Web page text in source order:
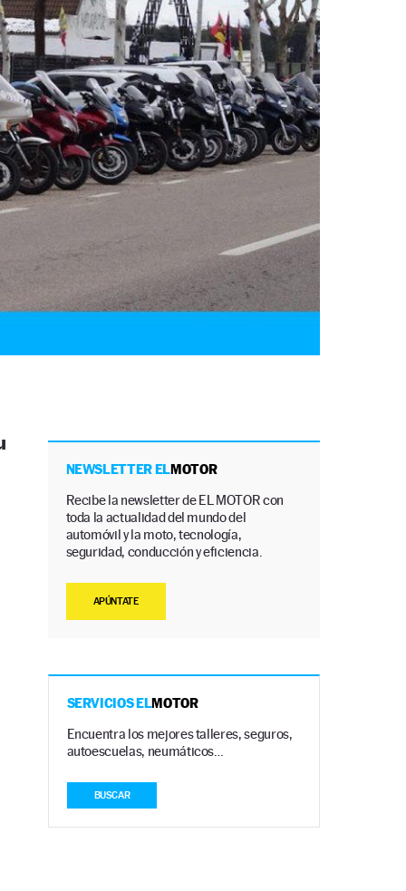
NEWSLETTER ELMOTOR
Recibe la newsletter de EL MOTOR con
toda la actualidad del mundo del
automóvil y la moto, tecnología,
seguridad, conducción y eficiencia.
APÚNTATE
SERVICIOS ELMOTOR
Encuentra los mejores talleres, seguros,
autoescuelas, neumáticos…
BUSCAR